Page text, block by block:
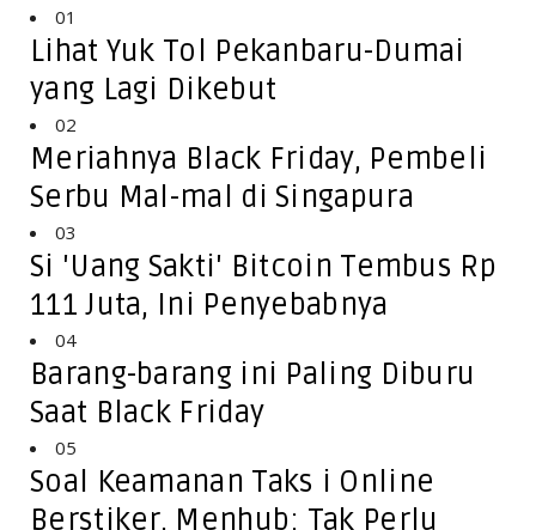
01
Lihat Yuk Tol Pekanbaru-Dumai
yang Lagi Dikebut
02
Meriahnya Black Friday, Pembeli
Serbu Mal-mal di Singapura
03
Si 'Uang Sakti' Bitcoin Tembus Rp
111 Juta, Ini Penyebabnya
04
Barang-barang ini Paling Diburu
Saat Black Friday
05
Soal Keamanan Taks i Online
Berstiker, Menhub: Tak Perlu